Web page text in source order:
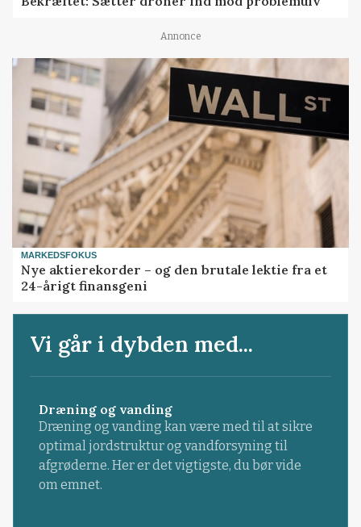
Annonce
MARKEDSFOKUS
Nye aktierekorder – og den brutale lektie fra et
24-årigt finansgeni
Vi går i dybden med...
Dræning og vanding
Dræning og vanding kan være med til at sikre
optimal jordstruktur og vandforsyning til
afgrøderne. Her er det vigtigste, du bør vide
om emnet.